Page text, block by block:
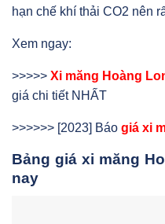
hạn chế khí thải CO2 nên
Xem ngay:
>>>>> Xi măng Hoàng
giá chi tiết NHẤT
>>>>>> [2023] Báo giá xi
Bảng giá xi măng
nay